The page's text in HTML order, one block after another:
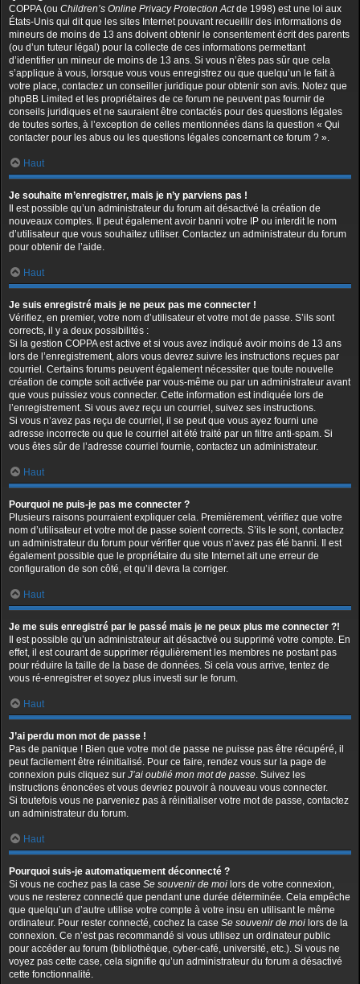
COPPA (ou Children’s Online Privacy Protection Actde 1998) est une loi aux
États-Unis qui dit que les sites Internet pouvant recueillir des informations de
mineurs de moins de 13 ans doivent obtenir le consentement écrit des parents
(ou d’un tuteur légal) pour la collecte de ces informations permettant
d’identifier un mineur de moins de 13 ans. Si vous n’êtes pas sûr que cela
s’applique à vous, lorsque vous vous enregistrez ou que quelqu’un le fait à
votre place, contactez un conseiller juridique pour obtenir son avis. Notez que
phpBB Limited et les propriétaires de ce forum ne peuvent pas fournir de
conseils juridiques et ne sauraient être contactés pour des questions légales
de toutes sortes, à l’exception de celles mentionnées dans la question « Qui
contacter pour les abus ou les questions légales concernant ce forum ? ».
Haut
Je souhaite m’enregistrer, mais je n’y parviens pas !
Il est possible qu’un administrateur du forum ait désactivé la création de
nouveaux comptes. Il peut également avoir banni votre IP ou interdit le nom
d’utilisateur que vous souhaitez utiliser. Contactez un administrateur du forum
pour obtenir de l’aide.
Haut
Je suis enregistré mais je ne peux pas me connecter !
Vérifiez, en premier, votre nom d’utilisateur et votre mot de passe. S’ils sont
corrects, il y a deux possibilités :
Si la gestion COPPA est active et si vous avez indiqué avoir moins de 13 ans
lors de l’enregistrement, alors vous devrez suivre les instructions reçues par
courriel. Certains forums peuvent également nécessiter que toute nouvelle
création de compte soit activée par vous-même ou par un administrateur avant
que vous puissiez vous connecter. Cette information est indiquée lors de
l’enregistrement. Si vous avez reçu un courriel, suivez ses instructions.
Si vous n’avez pas reçu de courriel, il se peut que vous ayez fourni une
adresse incorrecte ou que le courriel ait été traité par un filtre anti-spam. Si
vous êtes sûr de l’adresse courriel fournie, contactez un administrateur.
Haut
Pourquoi ne puis-je pas me connecter ?
Plusieurs raisons pourraient expliquer cela. Premièrement, vérifiez que votre
nom d’utilisateur et votre mot de passe soient corrects. S’ils le sont, contactez
un administrateur du forum pour vérifier que vous n’avez pas été banni. Il est
également possible que le propriétaire du site Internet ait une erreur de
configuration de son côté, et qu’il devra la corriger.
Haut
Je me suis enregistré par le passé mais je ne peux plus me connecter ?!
Il est possible qu’un administrateur ait désactivé ou supprimé votre compte. En
effet, il est courant de supprimer régulièrement les membres ne postant pas
pour réduire la taille de la base de données. Si cela vous arrive, tentez de
vous ré-enregistrer et soyez plus investi sur le forum.
Haut
J’ai perdu mon mot de passe !
Pas de panique ! Bien que votre mot de passe ne puisse pas être récupéré, il
peut facilement être réinitialisé. Pour ce faire, rendez vous sur la page de
connexion puis cliquez sur J’ai oublié mon mot de passe. Suivez les
instructions énoncées et vous devriez pouvoir à nouveau vous connecter.
Si toutefois vous ne parveniez pas à réinitialiser votre mot de passe, contactez
un administrateur du forum.
Haut
Pourquoi suis-je automatiquement déconnecté ?
Si vous ne cochez pas la case Se souvenir de moi lors de votre connexion,
vous ne resterez connecté que pendant une durée déterminée. Cela empêche
que quelqu’un d’autre utilise votre compte à votre insu en utilisant le même
ordinateur. Pour rester connecté, cochez la case Se souvenir de moi lors de la
connexion. Ce n’est pas recommandé si vous utilisez un ordinateur public
pour accéder au forum (bibliothèque, cyber-café, université, etc.). Si vous ne
voyez pas cette case, cela signifie qu’un administrateur du forum a désactivé
cette fonctionnalité.